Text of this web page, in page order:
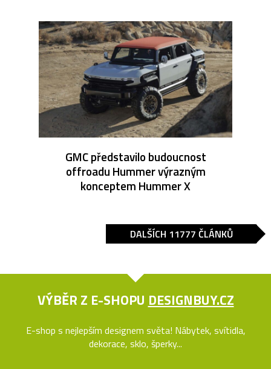
GMC představilo budoucnost
offroadu Hummer výrazným
konceptem Hummer X
DALŠÍCH 11777 ČLÁNKŮ
VÝBĚR Z E-SHOPU DESIGNBUY.CZ
E-shop s nejlepším designem světa! Nábytek, svítidla,
dekorace, sklo, šperky...